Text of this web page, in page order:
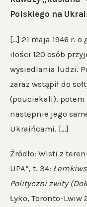
Polskiego na
[…] 21 maja 1946 r.
ilości 120 osób
wysiedlania ludzi.
zaraz wstąpił do
(pouciekali), potem
następnie jego
Ukraińcami. […]
Źródło: Wisti z
UPA”, t. 34:
Polityczni zwity
Łyko, Toronto-Lwiw